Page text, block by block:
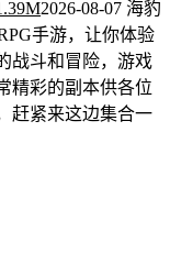
2026-08-07 海豹
手游，让你体验
战斗和冒险，游戏
精彩的副本供各位
赶紧来这边集合一